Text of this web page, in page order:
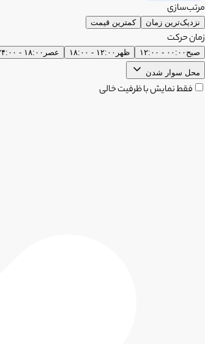
مرتب‌سازی
نزدیک‌ترین زمان کمترین قیمت
زمان حرکت
صبح ۰۰:۰۰ - ۱۲:۰۰ ظهر ۱۲:۰۰ - ۱۸:۰۰ عصر ۱۸:۰۰ - ۲۴:۰۰
محل سوار شدن
فقط نمایش با ظرفیت خالی